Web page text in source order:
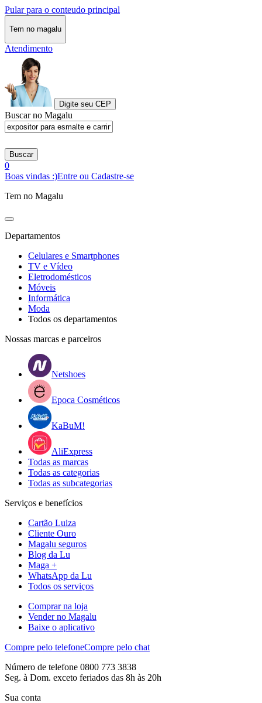
Pular para o conteudo principal
Tem no magalu
Atendimento
Digite seu CEP
Buscar no Magalu
Buscar
0
Boas vindas :)Entre ou Cadastre-se
Tem no Magalu
Departamentos
Celulares e Smartphones
TV e Vídeo
Eletrodomésticos
Móveis
Informática
Moda
Todos os departamentos
Nossas marcas e parceiros
Netshoes
Epoca Cosméticos
KaBuM!
AliExpress
Todas as marcas
Todas as categorias
Todas as subcategorias
Serviços e benefícios
Cartão Luiza
Cliente Ouro
Magalu seguros
Blog da Lu
Maga +
WhatsApp da Lu
Todos os serviços
Comprar na loja
Vender no Magalu
Baixe o aplicativo
Compre pelo telefoneCompre pelo chat
Número de telefone 0800 773 3838
Seg. à Dom. exceto feriados das 8h às 20h
Sua conta